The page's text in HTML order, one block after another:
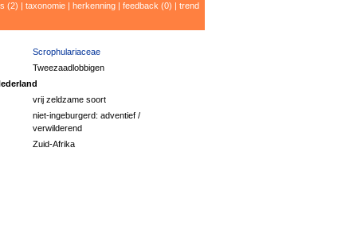
(2) | taxonomie| herkenning| feedback (0) | trend
Scrophulariaceae
Tweezaadlobbigen
vrij zeldzame soort
niet-ingeburgerd: adventief /
verwilderend
Zuid-Afrika